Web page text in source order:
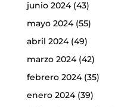
junio 2024(43)
mayo 2024(55)
abril 2024(49)
marzo 2024(42)
febrero 2024(35)
enero 2024(39)